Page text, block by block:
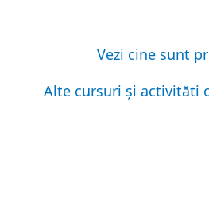
Vezi cine sunt
Alte cursuri și activităti